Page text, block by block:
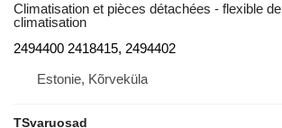
Climatisation et pièces détachées - flexible de
climatisation
2494400 2418415, 2494402
Estonie, Kõrveküla
TSvaruosad